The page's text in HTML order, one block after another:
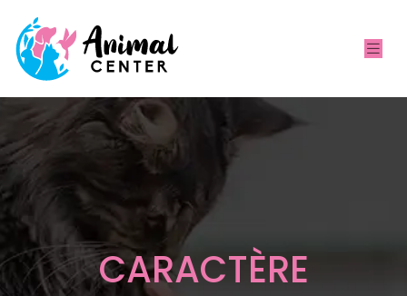
CARACTÈRE